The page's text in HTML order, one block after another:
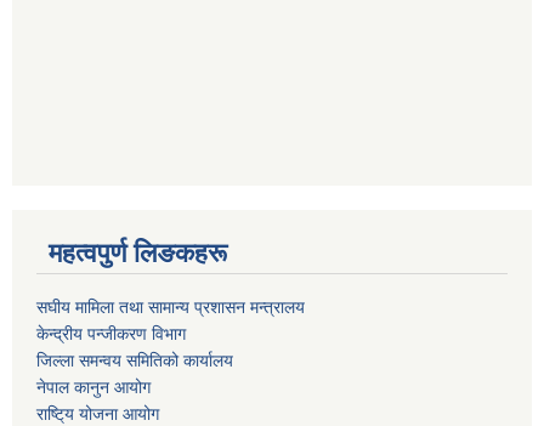
महत्वपुर्ण लिङकहरू
स‌घीय मामिला तथा सामान्य प्रशासन मन्त्रालय
केन्द्रीय पन्जीकरण विभाग
जिल्ला समन्वय समितिको कार्यालय
नेपाल कानुन आयोग
राष्टि्य योजना आयोग